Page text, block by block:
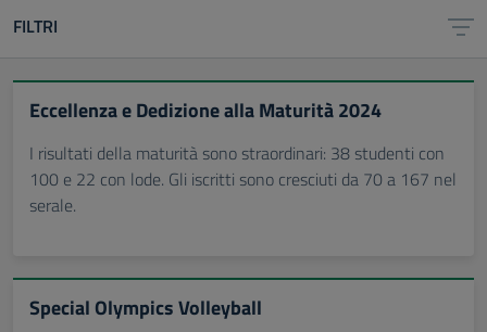
FILTRI
Eccellenza e Dedizione alla Maturità 2024
I risultati della maturità sono straordinari: 38 studenti con
100 e 22 con lode. Gli iscritti sono cresciuti da 70 a 167 nel
serale.
Special Olympics Volleyball